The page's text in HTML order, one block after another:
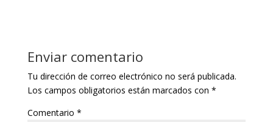
Enviar comentario
Tu dirección de correo electrónico no será publicada.
Los campos obligatorios están marcados con *
Comentario *